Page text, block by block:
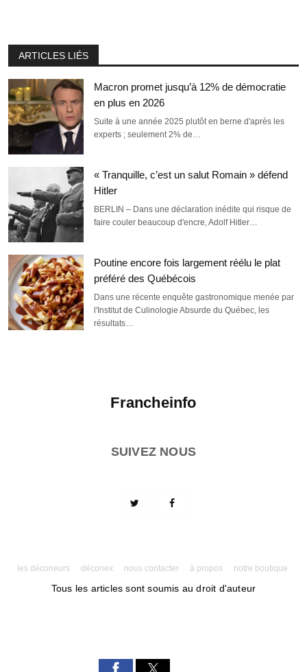
ARTICLES LIÉS
Macron promet jusqu’à 12% de démocratie
en plus en 2026
Suite à une année 2025 plutôt en berne d'après les
experts ; seulement 2% de…
« Tranquille, c’est un salut Romain » défend
Hitler
BERLIN – Dans une déclaration inédite qui risque de
faire couler beaucoup d'encre, Adolf Hitler…
Poutine encore fois largement réélu le plat
préféré des Québécois
Dans une récente enquête gastronomique menée par
l'Institut de Culinologie Absurde du Québec, les
résultats…
Francheinfo
SUIVEZ NOUS
les déconeurs déconex nous contacter à propos notre boutique
Tous les articles sont soumis au droit d'auteur